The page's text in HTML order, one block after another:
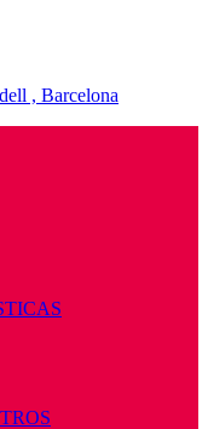
, Barcelona